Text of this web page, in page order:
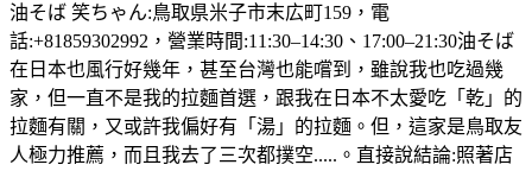
油そば 笑ちゃん:鳥取県米子市末広町159，電
話:+81859302992，營業時間:11:30–14:30、17:00–21:30油そば
在日本也風行好幾年，甚至台灣也能嚐到，雖說我也吃過幾
家，但一直不是我的拉麵首選，跟我在日本不太愛吃「乾」的
拉麵有關，又或許我偏好有「湯」的拉麵。但，這家是鳥取友
人極力推薦，而且我去了三次都撲空.....。直接說結論:照著店